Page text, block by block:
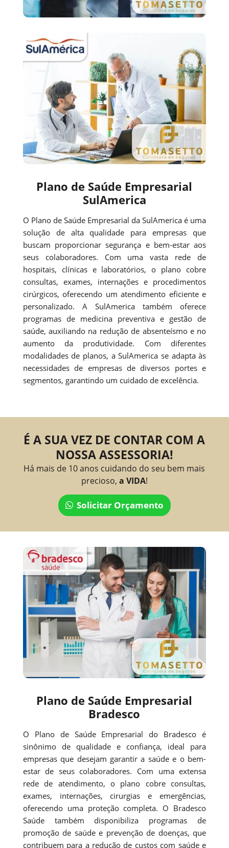
Plano de Saúde Empresarial
SulAmerica
O Plano de Saúde Empresarial da SulAmerica é uma
solução de alta qualidade para empresas que
buscam proporcionar segurança e bem-estar aos
seus colaboradores. Com uma vasta rede de
hospitais, clínicas e laboratórios, o plano cobre
consultas, exames, internações e procedimentos
cirúrgicos, oferecendo um atendimento eficiente e
personalizado. A SulAmerica também oferece
programas de medicina preventiva e gestão de
saúde, auxiliando na redução de absenteísmo e no
aumento da produtividade. Com diferentes
modalidades de planos, a SulAmerica se adapta às
necessidades de empresas de diversos portes e
segmentos, garantindo um cuidado de excelência.
É A SUA VEZ DE CONTAR COM A
NOSSA ASSESSORIA!
Há mais de 10 anos cuidando do seu bem mais
precioso, a VIDA!
Solicitar Orçamento
Plano de Saúde Empresarial
Bradesco
O Plano de Saúde Empresarial do Bradesco é
sinônimo de qualidade e confiança, ideal para
empresas que desejam garantir a saúde e o bem-
estar de seus colaboradores. Com uma extensa
rede de atendimento, o plano cobre consultas,
exames, internações, cirurgias e emergências,
oferecendo uma proteção completa. O Bradesco
Saúde também disponibiliza programas de
promoção de saúde e prevenção de doenças, que
contribuem para a redução de custos com saúde e